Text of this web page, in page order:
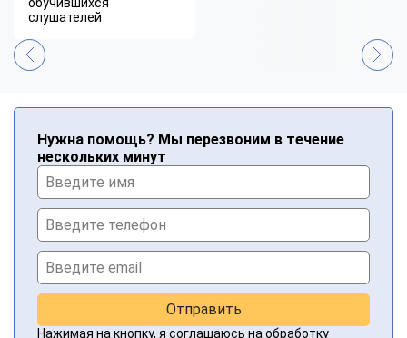
слушателей
Нужна помощь? Мы перезвоним в течение
нескольких минут
Отправить
Нажимая на кнопку, я соглашаюсь на обработку